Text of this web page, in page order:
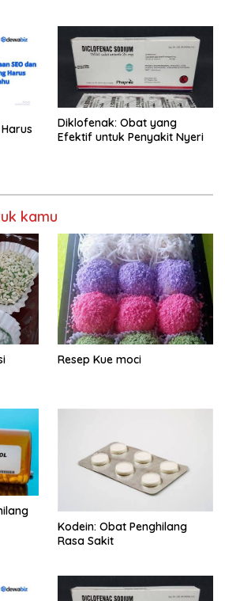
Diklofenak: Obat yang
Efektif untuk Penyakit Nyeri
kamu
Resep Kue moci
Kodein: Obat Penghilang
Rasa Sakit